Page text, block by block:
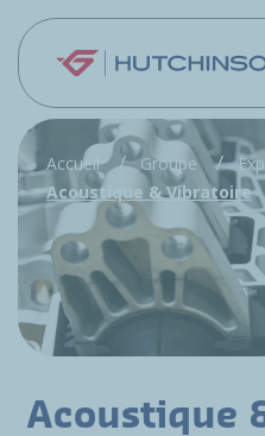
Aller au contenu principal
Accueil Groupe
Acoustique & Vibratoire
Acoustique